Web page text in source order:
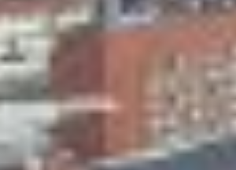
Skeittihalli
Varhaiskasvatus
Ateria- ja välipalamaksut
Mämminiemi